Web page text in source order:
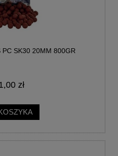
PC SK30 20MM 800GR
zł